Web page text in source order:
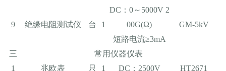
9 绝缘电阻测试仪 台 1
DC：0～5000V 2
00G(Ω)
短路电流≥3mA
GM-5kV
三
常用仪器仪表
1
兆欧表 只 1 DC：2500V
HT2671